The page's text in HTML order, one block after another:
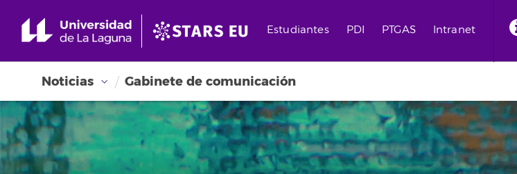
Estudiantes PDI PTGAS Intranet
Noticias Gabinete de comunicación